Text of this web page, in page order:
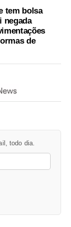
tem bolsa
negada
de
todo dia.